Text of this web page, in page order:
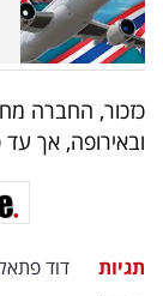
עקבו
כזכור, החברה
ובאירופה, אך
תגיות דוד